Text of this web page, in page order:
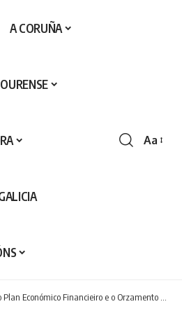
A CORUÑA
OURENSE
Aa
Económico Financieiro e o Orzamento para 2025